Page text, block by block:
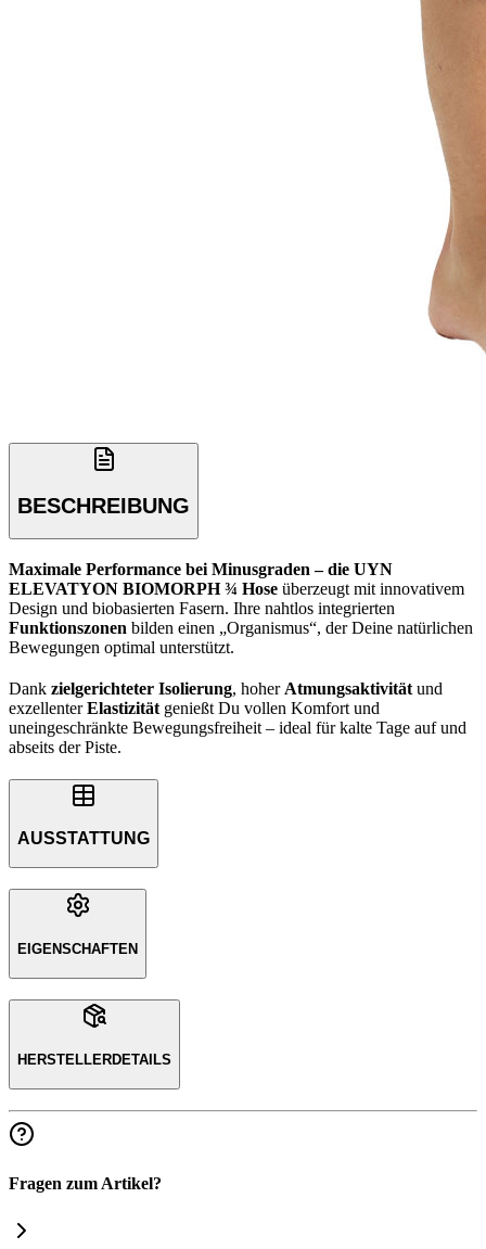
BESCHREIBUNG
Maximale Performance bei Minusgraden – die UYN
ELEVATYON BIOMORPH ¾ Hose überzeugt mit innovativem
Design und biobasierten Fasern. Ihre nahtlos integrierten
Funktionszonen bilden einen „Organismus“, der Deine natürlichen
Bewegungen optimal unterstützt.
Dank zielgerichteter Isolierung, hoher Atmungsaktivität und
exzellenterElastizität genießt Du vollen Komfort und
uneingeschränkte Bewegungsfreiheit – ideal für kalte Tage auf und
abseits der Piste.
AUSSTATTUNG
EIGENSCHAFTEN
HERSTELLERDETAILS
Fragen zum Artikel?